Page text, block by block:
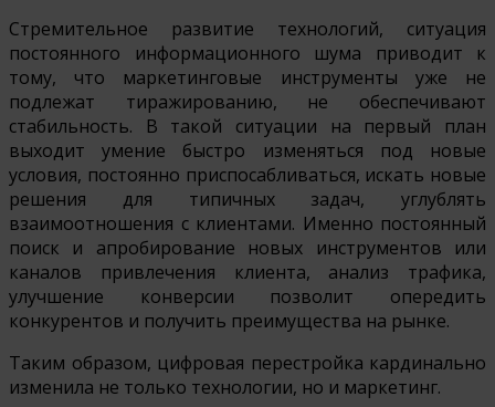
Стремительное развитие технологий, ситуация
постоянного информационного шума приводит к
тому, что маркетинговые инструменты уже не
подлежат тиражированию, не обеспечивают
стабильность. В такой ситуации на первый план
выходит умение быстро изменяться под новые
условия, постоянно приспосабливаться, искать новые
решения для типичных задач, углублять
взаимоотношения с клиентами. Именно постоянный
поиск и апробирование новых инструментов или
каналов привлечения клиента, анализ трафика,
улучшение конверсии позволит опередить
конкурентов и получить преимущества на рынке.
Таким образом, цифровая перестройка кардинально
изменила не только технологии, но и маркетинг.